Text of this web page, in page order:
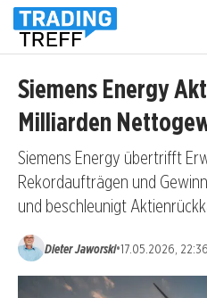
Siemens Energy
Milliarden
Siemens Energy übertrifft
Rekordaufträgen und
und beschleunigt
Dieter Jaworski•17.05.2026,